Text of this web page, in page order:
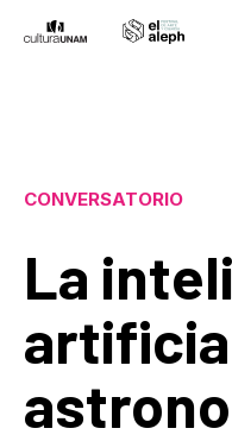
CONVERSATORIO
La